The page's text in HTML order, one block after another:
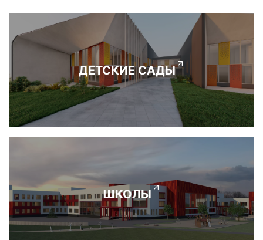
ДЕТСКИЕ САДЫ
ШКОЛЫ